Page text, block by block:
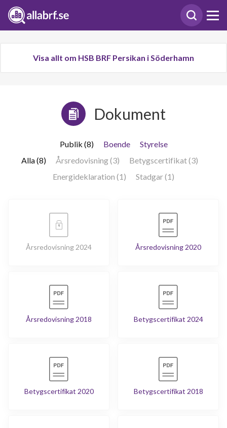
Visa allt om HSB BRF Persikan i Söderhamn
Dokument
Publik (8) Boende
Styrelse
Alla (8)
Årsredovisning (3)
Betygscertifikat (3)
Energideklaration (1)
Stadgar (1)
Årsredovisning 2024 Årsredovisning 2020
Årsredovisning 2018 Betygscertifikat 2024
Betygscertifikat 2020 Betygscertifikat 2018